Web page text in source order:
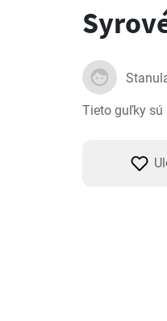
Tieto guľky sú